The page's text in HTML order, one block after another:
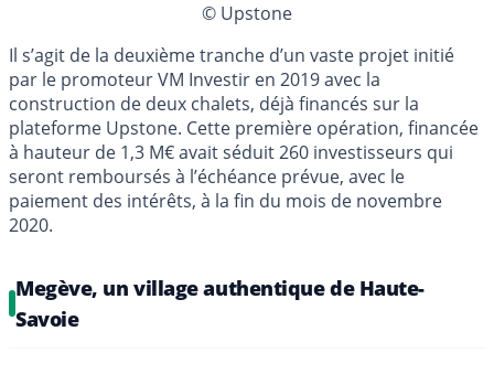
© Upstone
Il s’agit de la deuxième tranche d’un vaste projet initié
par le promoteur VM Investir en 2019 avec la
construction de deux chalets, déjà financés sur la
plateforme Upstone. Cette première opération, financée
à hauteur de 1,3 M€ avait séduit 260 investisseurs qui
seront remboursés à l’échéance prévue, avec le
paiement des intérêts, à la fin du mois de novembre
2020.
Megève, un village authentique de Haute-
Savoie